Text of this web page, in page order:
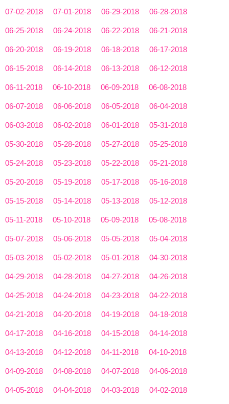
07-02-2018 07-01-2018 06-29-2018 06-28-2018
06-25-2018 06-24-2018 06-22-2018 06-21-2018
06-20-2018 06-19-2018 06-18-2018 06-17-2018
06-15-2018 06-14-2018 06-13-2018 06-12-2018
06-11-2018 06-10-2018 06-09-2018 06-08-2018
06-07-2018 06-06-2018 06-05-2018 06-04-2018
06-03-2018 06-02-2018 06-01-2018 05-31-2018
05-30-2018 05-28-2018 05-27-2018 05-25-2018
05-24-2018 05-23-2018 05-22-2018 05-21-2018
05-20-2018 05-19-2018 05-17-2018 05-16-2018
05-15-2018 05-14-2018 05-13-2018 05-12-2018
05-11-2018 05-10-2018 05-09-2018 05-08-2018
05-07-2018 05-06-2018 05-05-2018 05-04-2018
05-03-2018 05-02-2018 05-01-2018 04-30-2018
04-29-2018 04-28-2018 04-27-2018 04-26-2018
04-25-2018 04-24-2018 04-23-2018 04-22-2018
04-21-2018 04-20-2018 04-19-2018 04-18-2018
04-17-2018 04-16-2018 04-15-2018 04-14-2018
04-13-2018 04-12-2018 04-11-2018 04-10-2018
04-09-2018 04-08-2018 04-07-2018 04-06-2018
04-05-2018 04-04-2018 04-03-2018 04-02-2018